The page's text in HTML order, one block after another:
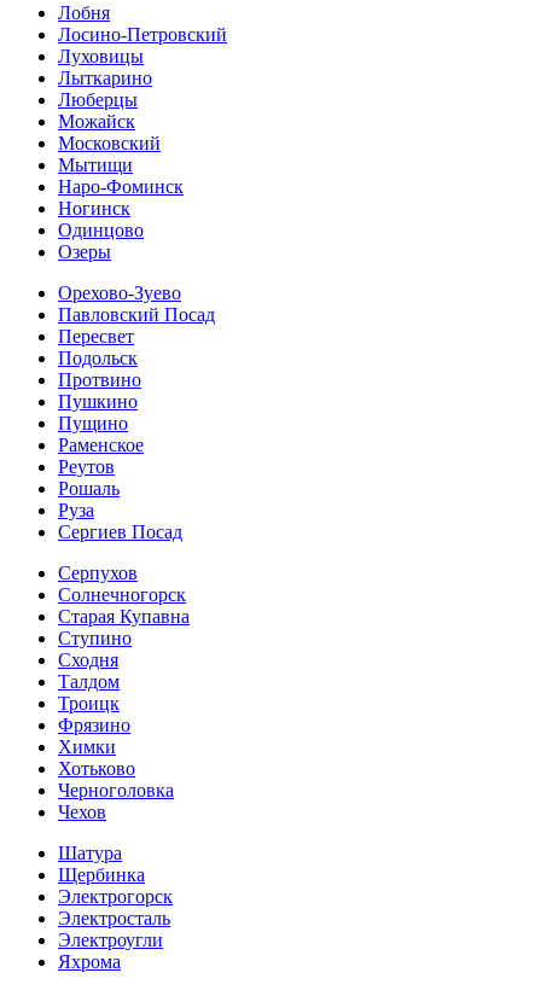
Лобня
Лосино-Петровский
Луховицы
Лыткарино
Люберцы
Можайск
Московский
Мытищи
Наро-Фоминск
Ногинск
Одинцово
Озеры
Орехово-Зуево
Павловский Посад
Пересвет
Подольск
Протвино
Пушкино
Пущино
Раменское
Реутов
Рошаль
Руза
Сергиев Посад
Серпухов
Солнечногорск
Старая Купавна
Ступино
Сходня
Талдом
Троицк
Фрязино
Химки
Хотьково
Черноголовка
Чехов
Шатура
Щербинка
Электрогорск
Электросталь
Электроугли
Яхрома